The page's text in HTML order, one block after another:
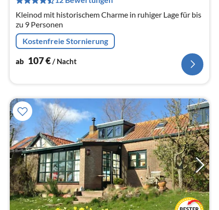
Kleinod mit historischem Charme in ruhiger Lage für bis
zu 9 Personen
Kostenfreie Stornierung
ab 107€/ Nacht